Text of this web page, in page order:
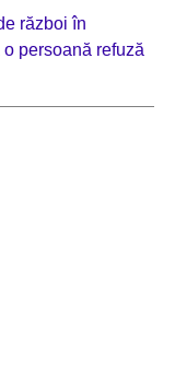
război în
persoană refuză